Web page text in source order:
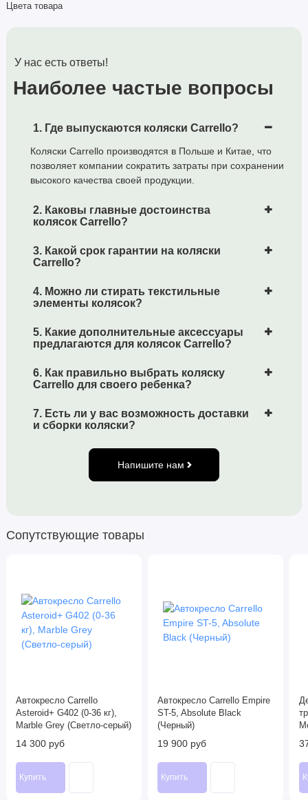
года) - это стильный и функциональный выбор для молодых
Подножка поднимается
5-ти точечные ремни безопасности
Съемный бампер
Межножный ограничитель от сползания
для увеличения капюшона и смотровым окошком
Светоотражающие элементы
снимаются для чистки и ухода
Все колеса надувные с протекторам
Передние колеса поворотные с фиксацией
Корзина с плотным дном имеет кармашек,
закрывающийся на молнию
Супер быстрое и удобное сложение
В сложенном виде коляска устойчива, и не занимает
В комплекте: Чехол на ножки, подстаканник,
антимоскитная сетка
Цвета товара
У нас есть ответы!
Наиболее частые вопросы
1. Где выпускаются коляски Carrello?
Коляски Carrello производятся в Польше и Китае, что
позволяет компании сократить затраты при сохранении
высокого качества своей продукции.
2. Каковы главные достоинства
колясок Carrello?
3. Какой срок гарантии на коляски
Carrello?
4. Можно ли стирать текстильные
элементы колясок?
5. Какие дополнительные аксессуары
предлагаются для колясок Carrello?
6. Как правильно выбрать коляску
Carrello для своего ребенка?
7. Есть ли у вас возможность доставки
и сборки коляски?
Напишите нам
Сопутствующие товары
Автокресло Carrello
Asteroid+ G402 (0-36 кг),
Marble Grey (Светло-серый)
14 300 руб
Купить
Автокресло Carrello Empire
ST-5, Absolute Black
(Черный)
19 900 руб
Купить